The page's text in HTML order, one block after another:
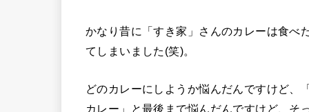
かなり昔に「すき家」さんのカレーは食べ
てしまいました(笑)。
どのカレーにしようか悩んだんですけど
カレー」と最後まで悩んだんですけど、そ